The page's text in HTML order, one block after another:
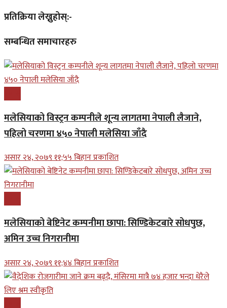
प्रतिक्रिया लेख्नुहोस्:-
सम्बन्धित समाचारहरु
मलेसियाको विस्ट्रन कम्पनीले शून्य लागतमा नेपाली लैजाने,
पहिलो चरणमा ४५० नेपाली मलेसिया जाँदै
असार २४, २०७९ ११;५५ बिहान प्रकाशित
मलेसियाको बेष्टिनेट कम्पनीमा छापा: सिण्डिकेटबारे सोधपुछ,
अमिन उच्च निगरानीमा
असार २४, २०७९ ११;४४ बिहान प्रकाशित